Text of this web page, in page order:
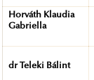
Horváth Klaudia
Gabriella
dr Teleki Bálint